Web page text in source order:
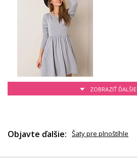
ZOBRAZIŤ ĎALŠIE
Objavte ďalšie: Šaty pre plnoštíhle